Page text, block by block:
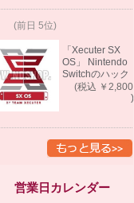
rank
up!
(前日 5位)
「Xecuter SX
OS」 Nintendo
Switchのハック
ツール バック
(税込 ￥2,800
)
営業日カレンダー